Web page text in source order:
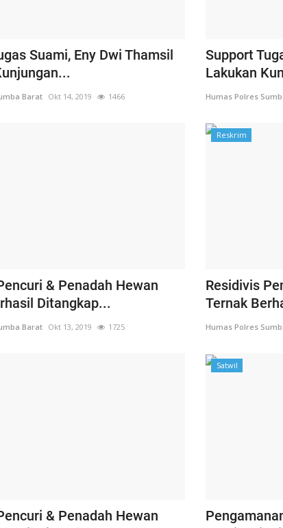
Suami, Eny Dwi Thamsil
Barat Okt 14, 2019 1466
Support
Lakukan
Humas Polres
& Penadah Hewan
Ditangkap...
Barat Okt 13, 2019 1725
Reskrim
Residivis
Ternak
Humas Polres
& Penadah Hewan
Satwil
FORTUNER PEMBAWA MAUT
Kunjungi